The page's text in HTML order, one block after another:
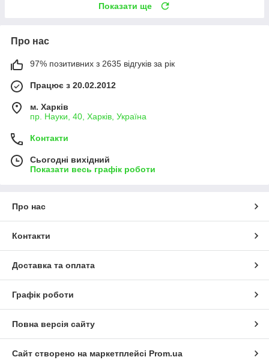
Показати ще
Про нас
97% позитивних з 2635 відгуків за рік
Працює з 20.02.2012
м. Харків
пр. Науки, 40, Харків, Україна
Контакти
Сьогодні вихідний
Показати весь графік роботи
Про нас
Контакти
Доставка та оплата
Графік роботи
Повна версія сайту
Сайт створено на маркетплейсі Prom.ua